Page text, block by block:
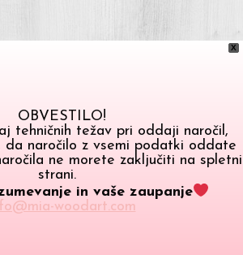
X
OBVESTILO!
tehničnih težav pri oddaji naročil,
da naročilo z vsemi podatki oddate
ne morete zaključiti na spletni
strani.
in vaše zaupanje
woodart.com